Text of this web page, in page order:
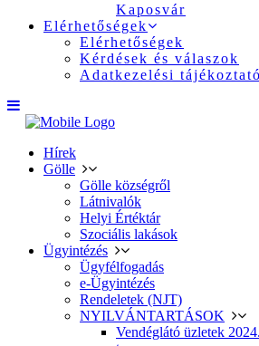
Kaposvár
Elérhetőségek
Elérhetőségek
Kérdések és válaszok
Adatkezelési tájékoztató
Hírek
Gölle
Gölle községről
Látnivalók
Helyi Értéktár
Szociális lakások
Ügyintézés
Ügyfélfogadás
e-Ügyintézés
Rendeletek (NJT)
NYILVÁNTARTÁSOK
Vendéglátó üzletek